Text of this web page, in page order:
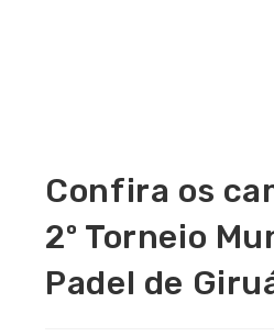
Confira os
2º Torneio
Padel de